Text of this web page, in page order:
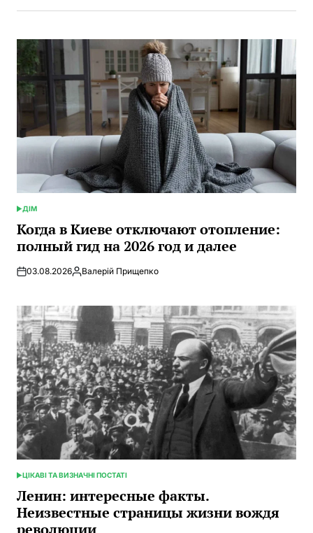
ОПУБЛИКОВАНО
В
ДІМ
Когда в Киеве отключают отопление:
полный гид на 2026 год и далее
03.08.2026Запись
Валерій Прищепко
ОПУБЛИКОВАНО
В
ЦІКАВІ ТА ВИЗНАЧНІ ПОСТАТІ
Ленин: интересные факты.
Неизвестные страницы жизни вождя
революции